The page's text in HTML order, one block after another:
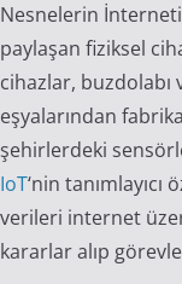
Nesnelerin
paylaşan fiziksel
cihazlar,
eşyalarından
şehirlerdeki
IoT‘nin
verileri internet
kararlar alıp